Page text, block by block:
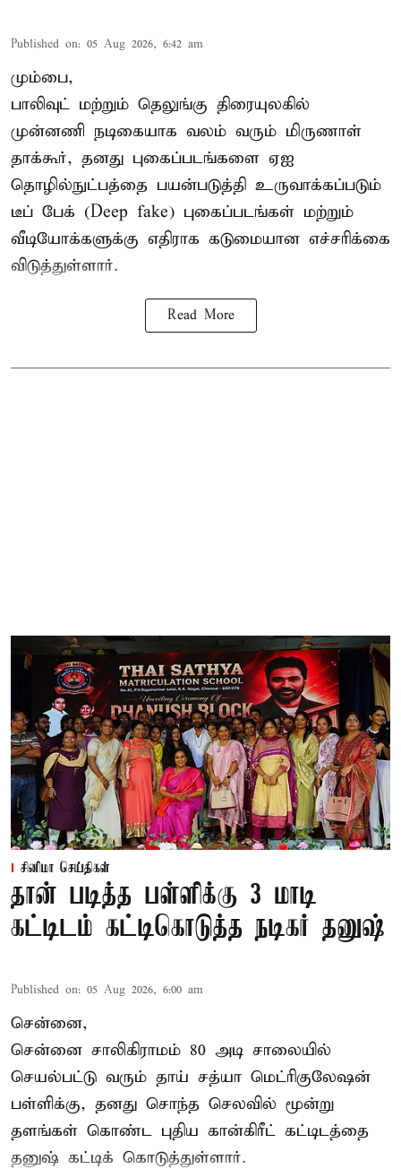
Published on: 05 Aug 2026, 6:42 am
மும்பை,
பாலிவுட் மற்றும் தெலுங்கு திரையுலகில்
முன்னணி நடிகையாக வலம் வரும் மிருணாள்
தாக்கூர், தனது புகைப்படங்களை ஏஐ
தொழில்நுட்பத்தை பயன்படுத்தி உருவாக்கப்படும்
டீப் பேக் (Deep fake) புகைப்படங்கள் மற்றும்
வீடியோக்களுக்கு எதிராக கடுமையான எச்சரிக்கை
விடுத்துள்ளார்.
Read More
சினிமா செய்திகள்
தான் படித்த பள்ளிக்கு 3 மாடி
கட்டிடம் கட்டிகொடுத்த நடிகர் தனுஷ்
Published on: 05 Aug 2026, 6:00 am
சென்னை,
சென்னை சாலிகிராமம் 80 அடி சாலையில்
செயல்பட்டு வரும் தாய் சத்யா மெட்ரிகுலேஷன்
பள்ளிக்கு, தனது சொந்த செலவில் மூன்று
தளங்கள் கொண்ட புதிய கான்கிரீட் கட்டிடத்தை
தனுஷ் கட்டிக் கொடுத்துள்ளார்.